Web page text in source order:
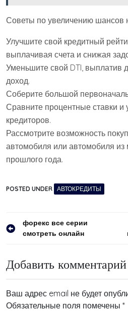
Советы по увеличению шансов
Улучшите свой кредитный
выплачивая счета и снижая
Уменьшите свой DTI, выплатив
доход.
Соберите большой
Сравните процентные ставки и
кредиторов.
Рассмотрите возможность
автомобиля или автомобиля из
прошлого года.
POSTED UNDER АВТОКРЕДИТЫ
Навигация
форекс все серии
смотреть онлайн
Добавить комментарий
Ваш адрес email не будет
Обязательные поля помечены *